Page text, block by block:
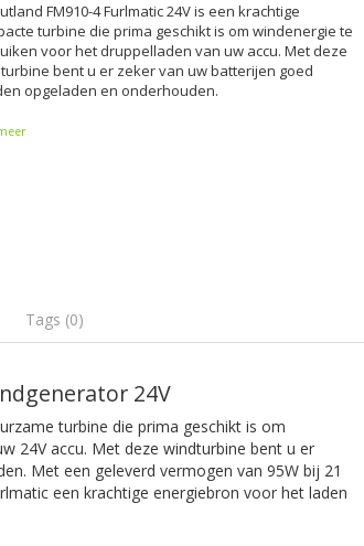
FM910-4 Furlmatic 24V is een krachtige
turbine die prima geschikt is om windenergie te
voor het druppelladen van uw accu. Met deze
bent u er zeker van uw batterijen goed
opgeladen en onderhouden.
Tags (0)
24V
turbine die prima geschikt is om
24V accu. Met deze windturbine bent u er
Met een geleverd vermogen van 95W bij 21
een krachtige energiebron voor het laden